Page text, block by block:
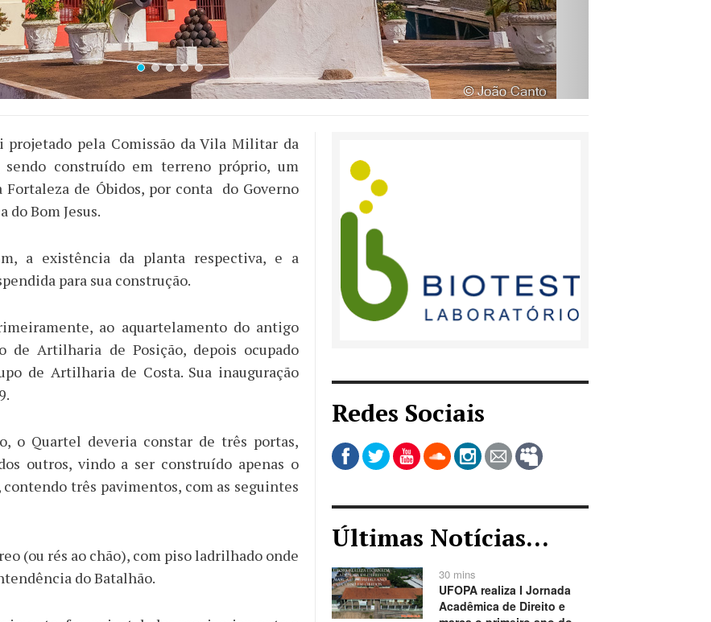
projetado pela Comissão da Vila Militar da
sendo construído em terreno próprio, um
Fortaleza de Óbidos, por conta do Governo
do Bom Jesus.
a existência da planta respectiva, e a
para sua construção.
ao aquartelamento do antigo
de Artilharia de Posição, depois ocupado
de Artilharia de Costa. Sua inauguração
o Quartel deveria constar de três portas,
outros, vindo a ser construído apenas o
três pavimentos, com as seguintes
(ou rés ao chão), com piso ladrilhado onde
do Batalhão.
Redes Sociais
Últimas Notícias...
30 mins
UFOPA realiza I Jornada
Acadêmica de Direito e